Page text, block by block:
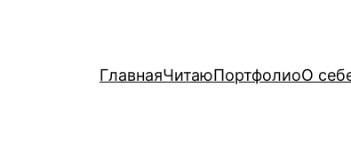
ГлавнаяЧитаюПортфолиоО